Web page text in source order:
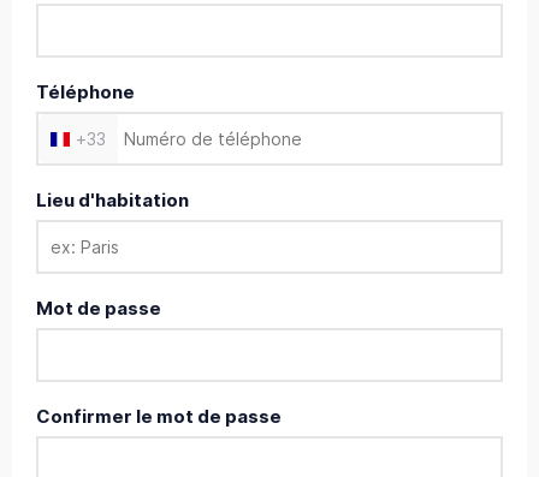
Téléphone
+33
Lieu d'habitation
Mot de passe
Confirmer le mot de passe